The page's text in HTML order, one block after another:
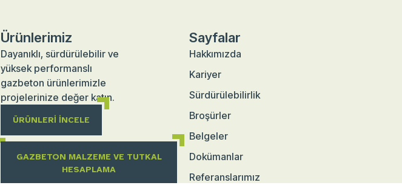
Ürünlerimiz
Dayanıklı, sürdürülebilir ve
yüksek performanslı
gazbeton ürünlerimizle
projelerinize değer katın.
ÜRÜNLERI İNCELE
GAZBETON MALZEME VE TUTKAL
HESAPLAMA
Sayfalar
Hakkımızda
Kariyer
Sürdürülebilirlik
Broşürler
Belgeler
Dokümanlar
Referanslarımız